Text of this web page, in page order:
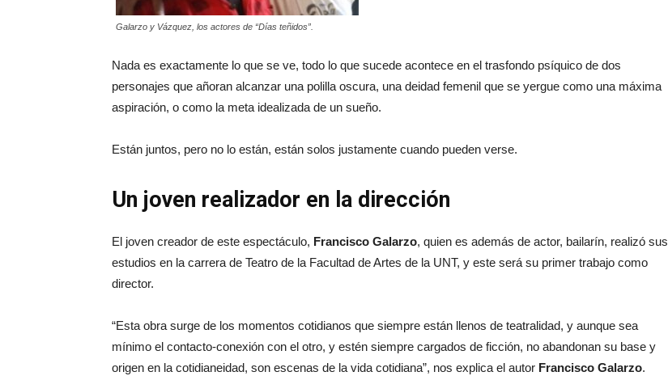
Galarzo y Vázquez, los actores de “Días teñidos”.
Nada es exactamente lo que se ve, todo lo que sucede acontece en el trasfondo psíquico de dos
personajes que añoran alcanzar una polilla oscura, una deidad femenil que se yergue como una máxima
aspiración, o como la meta idealizada de un sueño.
Están juntos, pero no lo están, están solos justamente cuando pueden verse.
Un joven realizador en la dirección
El joven creador de este espectáculo, Francisco Galarzo, quien es además de actor, bailarín, realizó sus
estudios en la carrera de Teatro de la Facultad de Artes de la UNT, y este será su primer trabajo como
director.
“Esta obra surge de los momentos cotidianos que siempre están llenos de teatralidad, y aunque sea
mínimo el contacto-conexión con el otro, y estén siempre cargados de ficción, no abandonan su base y
origen en la cotidianeidad, son escenas de la vida cotidiana”, nos explica el autor Francisco Galarzo.